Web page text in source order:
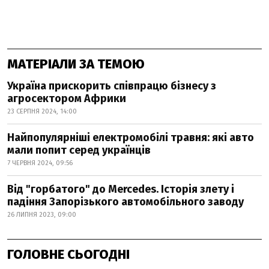
МАТЕРІАЛИ ЗА ТЕМОЮ
Україна прискорить співпрацю бізнесу з
агросектором Африки
23 СЕРПНЯ 2024, 14:00
Найпопулярніші електромобілі травня: які авто
мали попит серед українців
7 ЧЕРВНЯ 2024, 09:56
Від "горбатого" до Mercedes. Історія злету і
падіння Запорізького автомобільного заводу
26 ЛИПНЯ 2023, 09:00
ГОЛОВНЕ СЬОГОДНІ